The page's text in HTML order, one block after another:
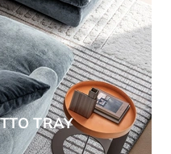
TRAY